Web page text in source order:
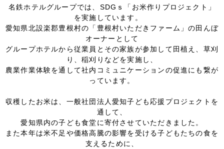
レストラン予約
名鉄ホテルグループでは、SDGｓ「お米作りプロジェクト」
を実施しています。
愛知県北設楽郡豊根村の「豊根村いただきファーム」の田んぼ
オーナーとして
グループホテルから従業員とその家族が参加して田植え、草刈
り、稲刈りなどを実施し、
農業作業体験を通して社内コミュニケーションの促進にも繋が
っています。
収穫したお米は、一般社団法人愛知子ども応援プロジェクトを
通して、
愛知県内の子ども食堂に寄付させていただきました。
また本年は米不足や価格高騰の影響を受ける子どもたちの食を
支えるために、